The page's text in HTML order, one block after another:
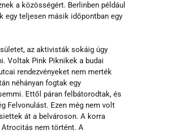
a közösségért. Berlinben például
egy teljesen másik időpontban egy
az aktivisták sokáig úgy
Voltak Pink Piknikek a budai
rendezvényeket nem merték
néhányan fogtak egy
Ettől páran felbátorodtak, és
Felvonulást. Ezen még nem volt
át a belvároson. A korra
Atrocitás nem történt. A